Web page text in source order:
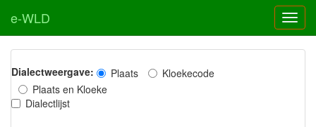
e-WLD
Dialectweergave: Plaats
Kloekecode
Plaats en Kloeke
Dialectlijst